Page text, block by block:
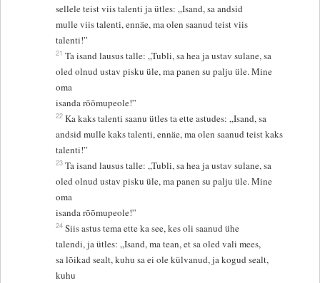
sellele teist viis talenti ja ütles: „Isand, sa andsid
mulle viis talenti, ennäe, ma olen saanud teist viis
talenti!”
21 Ta isand lausus talle: „Tubli, sa hea ja ustav sulane, sa
oled olnud ustav pisku üle, ma panen su palju üle. Mine
oma
isanda rõõmupeole!”
22 Ka kaks talenti saanu ütles ta ette astudes: „Isand, sa
andsid mulle kaks talenti, ennäe, ma olen saanud teist kaks
talenti!”
23 Ta isand lausus talle: „Tubli, sa hea ja ustav sulane, sa
oled olnud ustav pisku üle, ma panen su palju üle. Mine
oma
isanda rõõmupeole!”
24 Siis astus tema ette ka see, kes oli saanud ühe
talendi, ja ütles: „Isand, ma tean, et sa oled vali mees,
sa lõikad sealt, kuhu sa ei ole külvanud, ja kogud sealt,
kuhu